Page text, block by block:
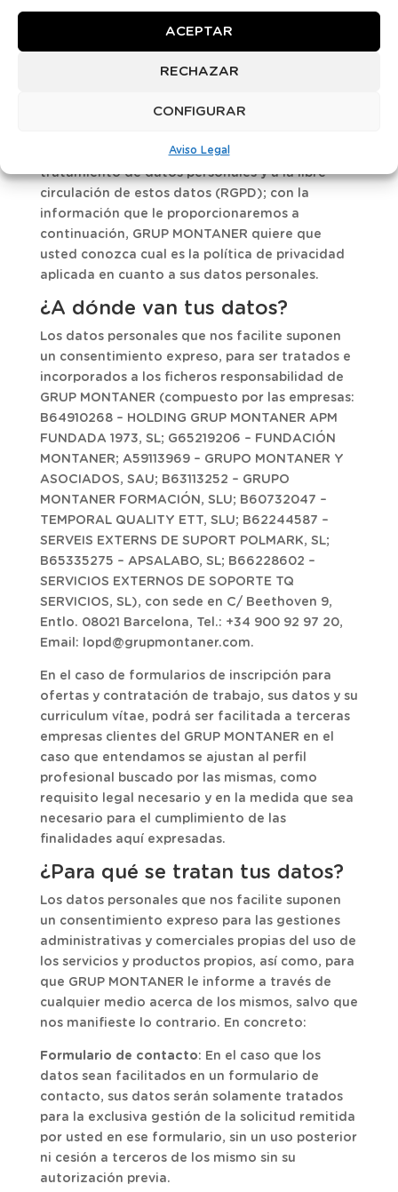
ACEPTAR
RECHAZAR
CONFIGURAR
Aviso Legal
símbolo [*]. Para disfrutar determinados
Parlamento Europeo y del Consejo, de 27 de
personas físicas en lo que respecta al
tratamiento de datos personales y a la libre
circulación de estos datos (RGPD); con la
información que le proporcionaremos a
continuación, GRUP MONTANER quiere que
usted conozca cual es la política de privacidad
aplicada en cuanto a sus datos personales.
¿A dónde van tus datos?
Los datos personales que nos facilite suponen
un consentimiento expreso, para ser tratados e
incorporados a los ficheros responsabilidad de
GRUP MONTANER (compuesto por las empresas:
B64910268 – HOLDING GRUP MONTANER APM
FUNDADA 1973, SL; G65219206 – FUNDACIÓN
MONTANER; A59113969 – GRUPO MONTANER Y
ASOCIADOS, SAU; B63113252 – GRUPO
MONTANER FORMACIÓN, SLU; B60732047 –
TEMPORAL QUALITY ETT, SLU; B62244587 –
SERVEIS EXTERNS DE SUPORT POLMARK, SL;
B65335275 – APSALABO, SL; B66228602 –
SERVICIOS EXTERNOS DE SOPORTE TQ
SERVICIOS, SL), con sede en C/ Beethoven 9,
Entlo. 08021 Barcelona, Tel.: +34 900 92 97 20,
Email: lopd@grupmontaner.com.
En el caso de formularios de inscripción para
ofertas y contratación de trabajo, sus datos y su
curriculum vítae, podrá ser facilitada a terceras
empresas clientes del GRUP MONTANER en el
caso que entendamos se ajustan al perfil
profesional buscado por las mismas, como
requisito legal necesario y en la medida que sea
necesario para el cumplimiento de las
finalidades aquí expresadas.
¿Para qué se tratan tus datos?
Los datos personales que nos facilite suponen
un consentimiento expreso para las gestiones
administrativas y comerciales propias del uso de
los servicios y productos propios, así como, para
que GRUP MONTANER le informe a través de
cualquier medio acerca de los mismos, salvo que
nos manifieste lo contrario. En concreto:
Formulario de contacto: En el caso que los
datos sean facilitados en un formulario de
contacto, sus datos serán solamente tratados
para la exclusiva gestión de la solicitud remitida
por usted en ese formulario, sin un uso posterior
ni cesión a terceros de los mismo sin su
autorización previa.